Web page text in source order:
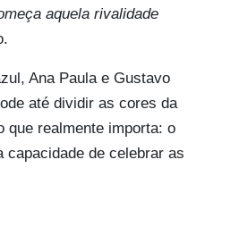
aquela rivalidade
Ana Paula e Gustavo
até dividir as cores da
que realmente importa: o
capacidade de celebrar as